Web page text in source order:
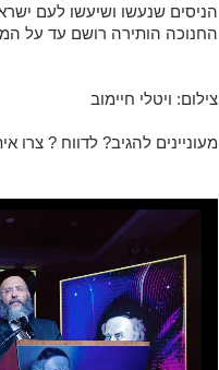
הניסים שנעשו ושיעשו לעם
החנוכה הותירה רושם עד על
צילום: ויטלי חיימוב
מעוניינים להגיב? לדווח ? צרו